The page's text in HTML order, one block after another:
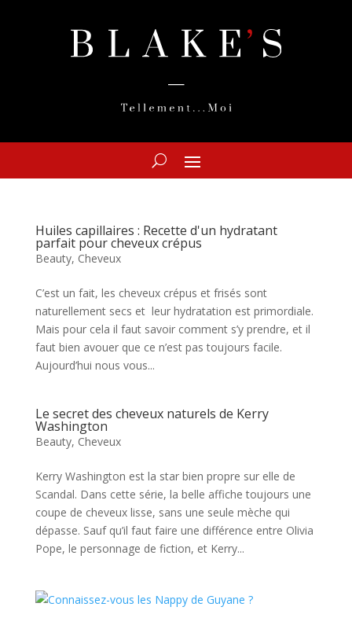
Huiles capillaires : Recette d'un hydratant
parfait pour cheveux crépus
Beauty, Cheveux
C’est un fait, les cheveux crépus et frisés sont
naturellement secs et leur hydratation est primordiale.
Mais pour cela il faut savoir comment s’y prendre, et il
faut bien avouer que ce n’est pas toujours facile.
Aujourd’hui nous vous...
Le secret des cheveux naturels de Kerry
Washington
Beauty, Cheveux
Kerry Washington est la star bien propre sur elle de
Scandal. Dans cette série, la belle affiche toujours une
coupe de cheveux lisse, sans une seule mèche qui
dépasse. Sauf qu’il faut faire une différence entre Olivia
Pope, le personnage de fiction, et Kerry...